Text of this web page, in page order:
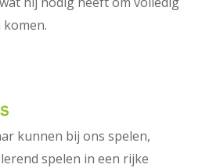
kunnen bij ons spelen,
spelen in een rijke